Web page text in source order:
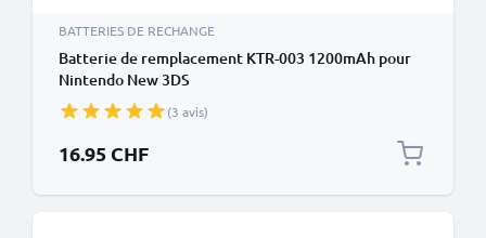
BATTERIES DE RECHANGE
Batterie de remplacement KTR-003 1200mAh pour
Nintendo New 3DS
(3 avis)
16.95 CHF